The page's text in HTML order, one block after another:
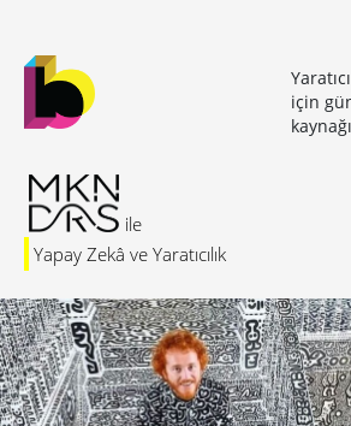
için
kaynağı
Yapay Zekâ ve Yaratıcılık